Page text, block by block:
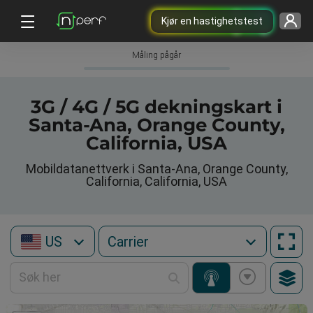
Kjør en hastighetstest
Måling pågår
3G / 4G / 5G dekningskart i
Santa-Ana, Orange County,
California, USA
Mobildatanettverk i Santa-Ana, Orange County,
California, California, USA
US